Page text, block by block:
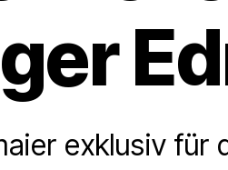
exklusiv für